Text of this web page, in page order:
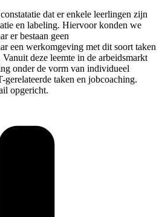
dat er enkele leerlingen zijn
en labeling. Hiervoor konden we
er bestaan geen
een werkomgeving met dit soort taken
Vanuit deze leemte in de arbeidsmarkt
onder de vorm van individueel
taken en jobcoaching.
opgericht.